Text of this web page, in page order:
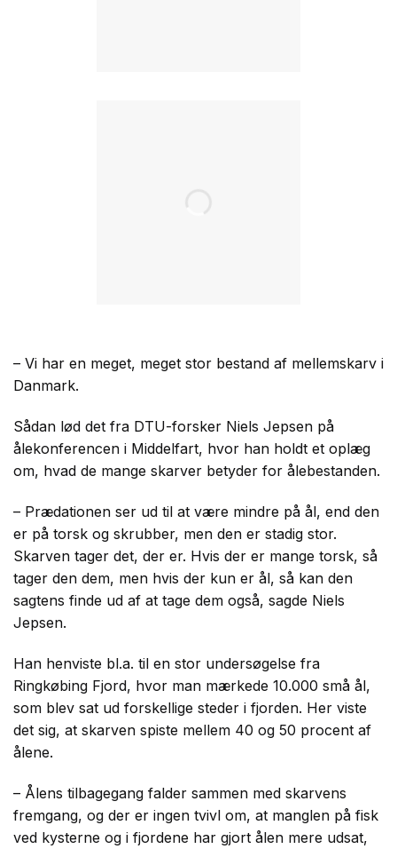
– Vi har en meget, meget stor bestand af mellemskarv i
Danmark.
Sådan lød det fra DTU-forsker Niels Jepsen på
ålekonferencen i Middelfart, hvor han holdt et oplæg
om, hvad de mange skarver betyder for ålebestanden.
– Prædationen ser ud til at være mindre på ål, end den
er på torsk og skrubber, men den er stadig stor.
Skarven tager det, der er. Hvis der er mange torsk, så
tager den dem, men hvis der kun er ål, så kan den
sagtens finde ud af at tage dem også, sagde Niels
Jepsen.
Han henviste bl.a. til en stor undersøgelse fra
Ringkøbing Fjord, hvor man mærkede 10.000 små ål,
som blev sat ud forskellige steder i fjorden. Her viste
det sig, at skarven spiste mellem 40 og 50 procent af
ålene.
– Ålens tilbagegang falder sammen med skarvens
fremgang, og der er ingen tvivl om, at manglen på fisk
ved kysterne og i fjordene har gjort ålen mere udsat,